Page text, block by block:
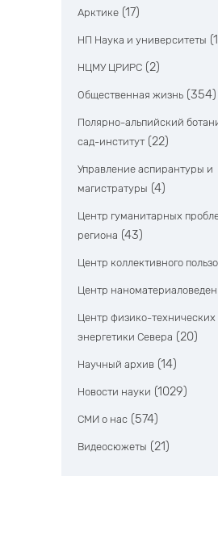
Арктике (17)
НП Наука и университеты
НЦМУ ЦРИРС (2)
Общественная жизнь (354)
Полярно-альпийский
сад-институт (22)
Управление аспирантуры и
магистратуры (4)
Центр гуманитарных
региона (43)
Центр коллективного
Центр
Центр физико-технических
энергетики Севера (20)
Научный архив (14)
Новости науки (1029)
СМИ о нас (574)
Видеосюжеты (21)